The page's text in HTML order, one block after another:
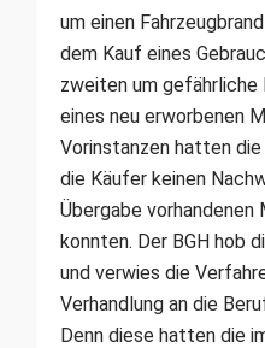
um einen
dem Kauf eines
zweiten um gefährliche
eines neu erworbenen
Vorinstanzen hatten
die Käufer keinen
Übergabe vorhandenen
konnten. Der BGH hob
und verwies die
Verhandlung an die
Denn diese hatten die